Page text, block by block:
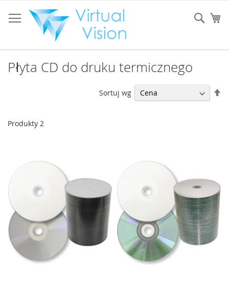
do
treści
Płyta CD do druku termicznego
Produkty 2
Sortuj wg